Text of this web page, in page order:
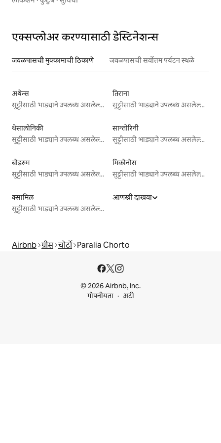
एक्सप्लोअर करण्यासाठी डेस्टिनेशन्स
जवळपासची मुक्कामाची ठिकाणे जवळपासची सर्वोत्तम पर्यटन स्थळे
अथेन्स
सुट्टीसाठी भाड्याने उपलब्ध असलेल्या जागा
तिराना
सुट्टीसाठी भाड्याने उपलब्ध असलेल्या जागा
थेसालोनिकी
सुट्टीसाठी भाड्याने उपलब्ध असलेल्या जागा
सान्तोरिनी
सुट्टीसाठी भाड्याने उपलब्ध असलेल्या जागा
बोडरुम
सुट्टीसाठी भाड्याने उपलब्ध असलेल्या जागा
मिकोनोस
सुट्टीसाठी भाड्याने उपलब्ध असलेल्या जागा
क्सामिल
सुट्टीसाठी भाड्याने उपलब्ध असलेल्या जागा
आणखी दाखवा
Airbnb ग्रीस चोर्टो Paralia Chorto
© 2026 Airbnb, Inc.
गोपनीयता
अटी